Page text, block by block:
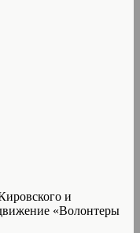
и
«Волонтеры